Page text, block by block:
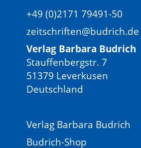
+49 (0)2171 79491-50
zeitschriften@budrich.de
Verlag Barbara Budrich
Stauffenbergstr. 7
51379 Leverkusen
Deutschland
Verlag Barbara Budrich
Budrich-Shop